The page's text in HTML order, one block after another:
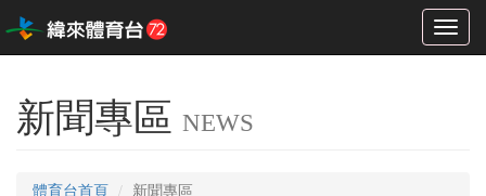
Toggle
新聞專區 NEWS
體育台首頁 新聞專區